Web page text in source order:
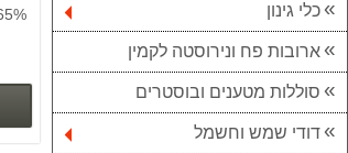
כלי גינון
ארובות פח ונירוסטה לקמין
סוללות מטענים ובוסטרים
דודי שמש וחשמל